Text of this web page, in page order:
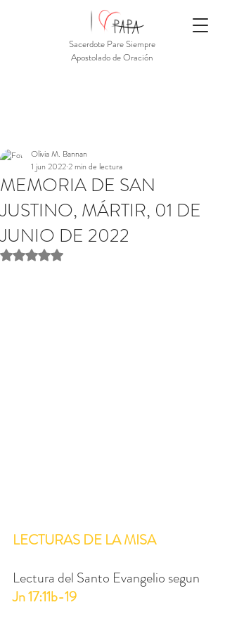
Sacerdote Pare Siempre
Apostolado de Oración
MEMORIA DE SAN
JUSTINO, MÁRTIR, 01 DE
JUNIO DE 2022
Olivia M. Bannan
1 jun 20222 min de lectura
Obtuvo NaN de 5 estrellas.
LECTURAS DE LA MISA
Lectura del Santo Evangelio segun
Jn 17:11b-19